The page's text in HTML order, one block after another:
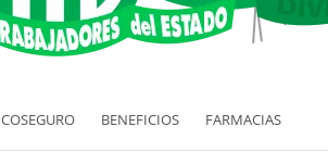
COSEGURO BENEFICIOS FARMACIAS